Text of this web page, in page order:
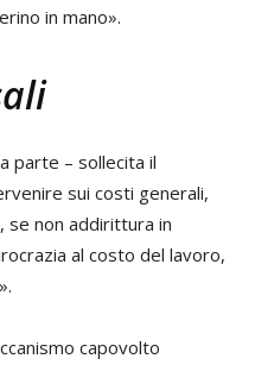
in mano».
parte – sollecita il
sui costi generali,
se non addirittura in
al costo del lavoro,
capovolto